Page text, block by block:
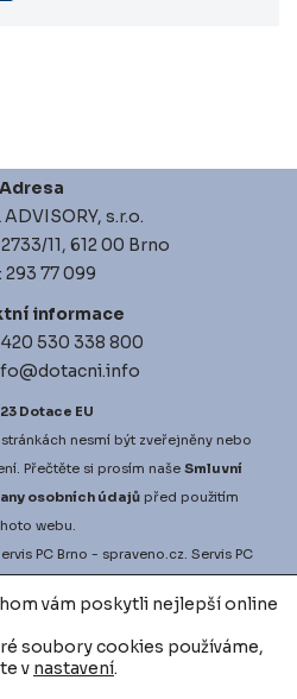
Adresa
ADVISORY, s.r.o.
11, 612 00 Brno
293 77 099
informace
530 338 800
Dotace EU
nesmí být zveřejněny nebo
Přečtěte si prosím naše Smluvní
osobních údajů před použitím
webu.
PC Brno - spraveno.cz. Servis PC
vaši zakázku.vodni-audit.cza
činnosti přesně dle vašich potřeb.
řešení v oblasti využívání datové
vám poskytli nejlepší online
soubory cookies používáme,
v nastavení.